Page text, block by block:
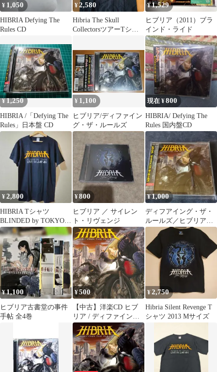
¥ 1,050
HIBRIA Defying The
Rules CD
¥2,580
Hibria The Skull
CollectorsツアーTシャ
¥1,529
ヒブリア（2011）ブラ
インド・ライド
¥1,250
HIBRIA /「Defying The
Rules」日本盤 CD
¥ 1,100
ヒブリア/ディファイン
グ・ザ・ルールズ
現在 ¥800
HIBRIA/ Defying The
Rules 国内盤CD
¥2,800
HIBRIA Tシャツ
BLINDED by TOKYO
LIVE
¥800
ヒブリア ／ サイレン
ト・リヴェンジ
¥1,000
ディフアイング・ザ・
ルールズ／ヒブリア
日本盤CD
¥1,100
ヒブリア古書堂の事件
手帖 全4巻
¥500
【中古】洋楽CD ヒブ
リア / ディファイン
グ・ザ・ルールズ
¥2,750
Hibria Silent Revenge T
シャツ 2013 Mサイズ